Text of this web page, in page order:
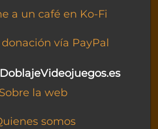
a un café en Ko-Fi
vía PayPal
DoblajeVideojuegos.es
Sobre la web
somos